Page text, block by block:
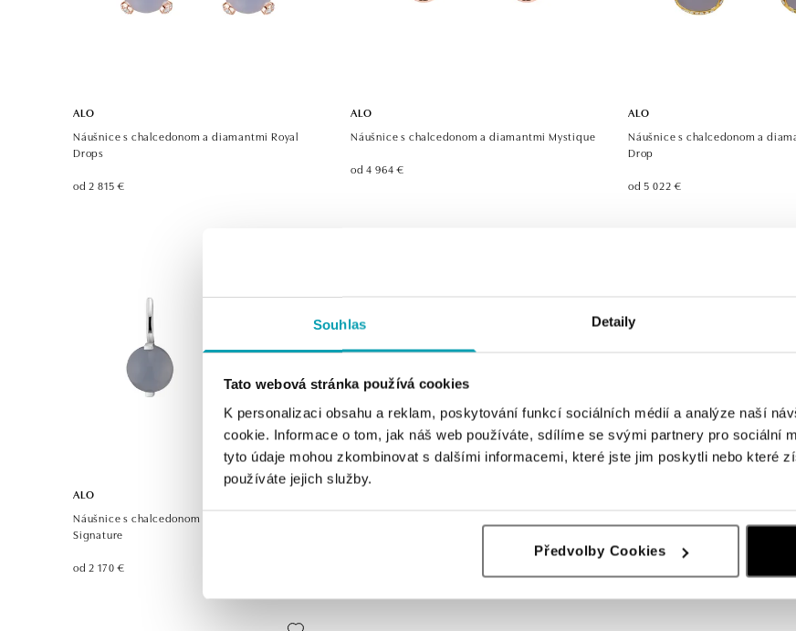
Souhlas Detaily
Tato webová stránka používá cookies
K personalizaci obsahu a reklam, poskytování funkcí sociálních médií a analýze naší
cookie. Informace o tom, jak náš web používáte, sdílíme se svými partnery pro sociální
tyto údaje mohou zkombinovat s dalšími informacemi, které jste jim poskytli nebo které
používáte jejich služby.
Předvolby Cookies
ALO
Náušnice s chalcedonom a diamantmi Royal
Drops
od 2 815 €
ALO
Náušnice s chalcedonom a diamantmi Mystique
od 4 964 €
ALO
Náušnice s chalcedonom a
Drop
od 5 022 €
ALO
Náušnice s chalcedonom a diamantmi Space
Signature
od 2 170 €